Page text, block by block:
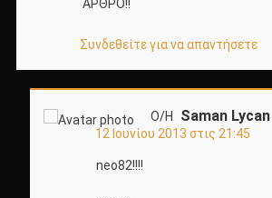
ΑΡΘΡΟ!!
Συνδεθείτε για να απαντήσετε
Ο/Η Saman Lycan
12 Ιουνίου 2013 στις 21:45
neo82!!!!